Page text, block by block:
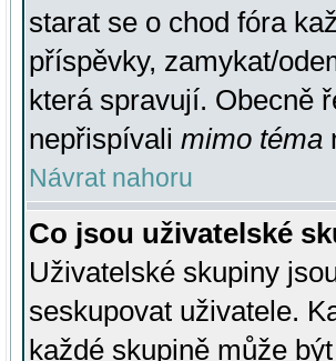
starat se o chod fóra
příspěvky, zamykat/
která spravují. Obecně
nepřispívali mimo téma
Návrat nahoru
Co jsou uživatelské
Uživatelské skupiny
seskupovat uživatele.
každé skupině může